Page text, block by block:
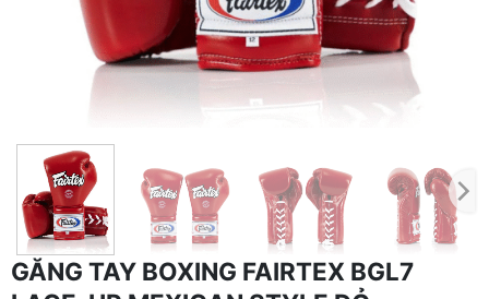
GĂNG TAY BOXING FAIRTEX BGL7